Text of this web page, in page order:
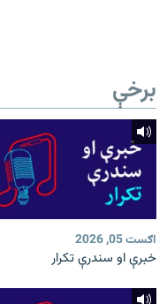
برخې
اګست 05, 2026
خبرې او سندرې تکرار